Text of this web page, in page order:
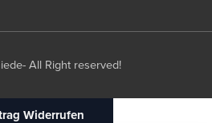
All Right reserved!
Widerrufen